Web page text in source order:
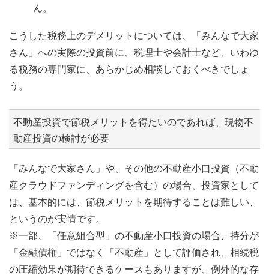
ん。
こうした税務上のデメリットについては、「みんなで大家
さん」への実際の投資前に、税理士や会計士など、いわゆ
る税務の専門家に、あらかじめ相談しておくべきでしょ
う。
不動産投資で節税メリットを得たいのであれば、現物不
動産投資の検討が必要
「みんなで大家さん」や、その他の不動産小口投資（不動
産クラウドファンディングを含む）の場合、投資家として
は、基本的には、節税メリットを期待することは難しい、
というのが実情です。
※一部、「任意組合型」の不動産小口投資の場合、持分が
「金融債権」ではなく「不動産」として評価され、相続税
の圧縮効果が期待できるケースもありますが、例外的な存